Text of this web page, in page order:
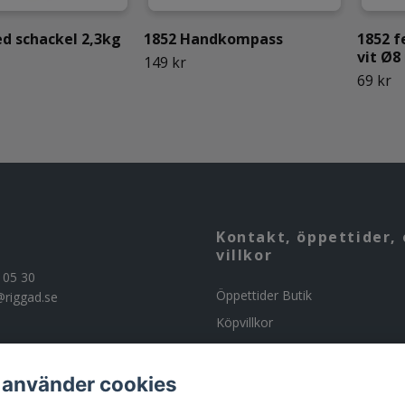
schackel 2,3kg
1852 Handkompass
149 kr
1852
vit Ø8
69 kr
30
Kontakt, öppettider,
villkor
Öppettider Butik
Köpvillkor
cookies